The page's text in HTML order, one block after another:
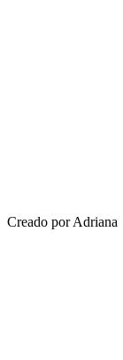
Creado por Adriana